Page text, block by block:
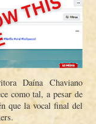
Daí­na Chaviano
como tal, a pesar de
que la vocal final del